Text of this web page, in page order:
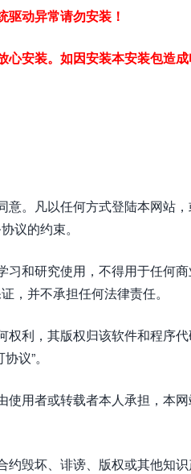
动异常请勿安装！
心安装。如因安装本安装包造
意。凡以任何方式登陆本网站
议的约束。
习和研究使用，不得用于任何
，并不承担任何法律责任。
权利，其版权归该软件和程序
议”。
使用者或转载者本人承担，本
约毁坏、诽谤、版权或其他知